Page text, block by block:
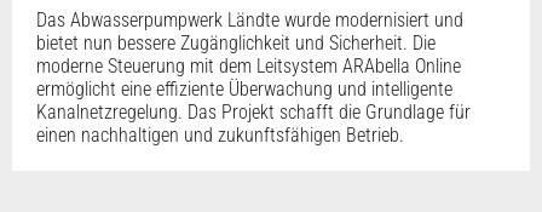
Das Abwasserpumpwerk Ländte wurde modernisiert und
bietet nun bessere Zugänglichkeit und Sicherheit. Die
moderne Steuerung mit dem Leitsystem ARAbella Online
ermöglicht eine effiziente Überwachung und intelligente
Kanalnetzregelung. Das Projekt schafft die Grundlage für
einen nachhaltigen und zukunftsfähigen Betrieb.